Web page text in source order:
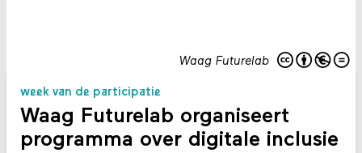
Waag Futurelab
week van de participatie
Waag Futurelab organiseert
programma over digitale inclusie